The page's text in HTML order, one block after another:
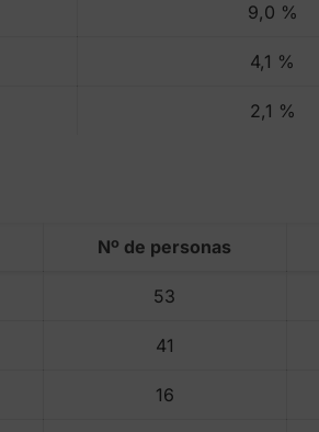
9,0 %
4,1 %
2,1 %
Nº de personas
53
41
16